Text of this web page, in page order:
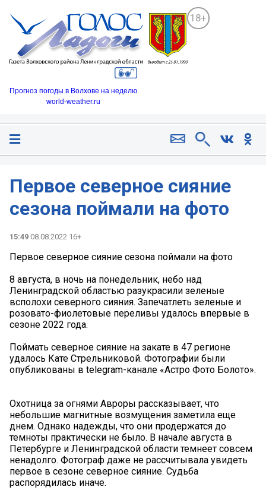
18+
Прогноз погоды в Волхове на неделю
world-weather.ru
Первое северное сияние
сезона поймали на фото
15:49 08.08.2022 16+
Первое северное сияние сезона поймали на фото
8 августа, в ночь на понедельник, небо над
Ленинградской областью разукрасили зеленые
всполохи северного сияния. Запечатлеть зеленые и
розовато-фиолетовые переливы удалось впервые в
сезоне 2022 года.
Поймать северное сияние на закате в 47 регионе
удалось Кате Стрельниковой. Фотографии были
опубликованы в telegram-канале «Астро Фото Болото».
Охотница за огнями Авроры рассказывает, что
небольшие магнитные возмущения заметила еще
днем. Однако надежды, что они продержатся до
темноты практически не было. В начале августа в
Петербурге и Ленинградской области темнеет совсем
ненадолго. Фотограф даже не рассчитывала увидеть
первое в сезоне северное сияние. Судьба
распорядилась иначе.